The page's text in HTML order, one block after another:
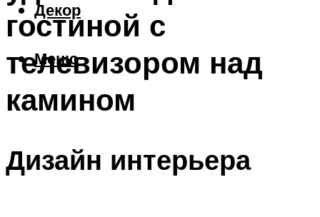
Декор
Меню
гостиной с
телевизором над
камином
Дизайн интерьера